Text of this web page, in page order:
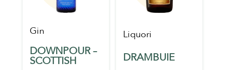
Gin
DOWNPOUR –
SCOTTISH
Liquori
DRAMBUIE